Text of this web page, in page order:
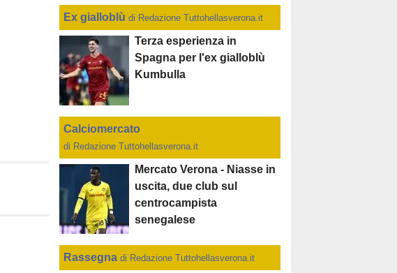
Ex gialloblùdi Redazione Tuttohellasverona.it
Terza esperienza in
Spagna per l'ex gialloblù
Kumbulla
Calciomercato
di Redazione Tuttohellasverona.it
Mercato Verona - Niasse in
uscita, due club sul
centrocampista
senegalese
Rassegna di Redazione Tuttohellasverona.it